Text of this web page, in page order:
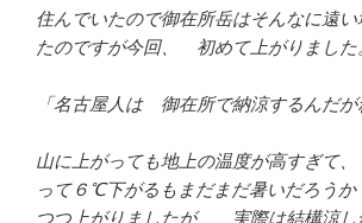
住んでいたので御在所岳はそんなに遠
たのですが今回、 初めて上がりました
「名古屋人は 御在所で納涼するんだ
山に上がっても地上の温度が高すぎて
って６℃下がるもまだまだ暑いだろうか
つつ上がりましたが、、実際は結構涼